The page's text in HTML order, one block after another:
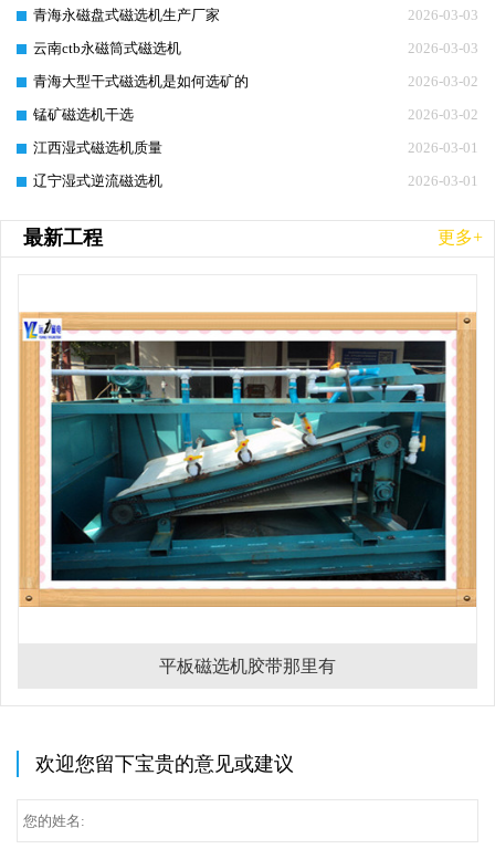
2026-03-03
青海永磁盘式磁选机生产厂家
2026-03-03
云南ctb永磁筒式磁选机
2026-03-02
青海大型干式磁选机是如何选矿的
2026-03-02
锰矿磁选机干选
2026-03-01
江西湿式磁选机质量
2026-03-01
辽宁湿式逆流磁选机
最新工程 更多+
平板磁选机胶带那里有
欢迎您留下宝贵的意见或建议